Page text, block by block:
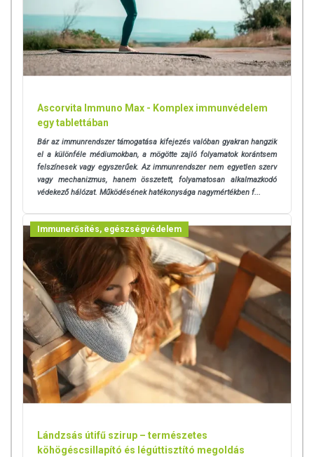
az egészséges életmódot! A termék nem gyógyít betegségeket!
A termék nem az orvosi kezelés helyettesítésére alkalmas!
Betegség esetén használatát beszélje meg kezelőorvosával. Az
ajánlott napi fogyasztási mennyiséget ne lépje túl! Ne szedje a
készítményt, ha az összetevők bármelyikére érzékeny vagy
Ascorvita Immuno Max - Komplex immunvédelem
egy tablettában
Bár az immunrendszer támogatása kifejezés valóban gyakran hangzik
el a különféle médiumokban, a mögötte zajló folyamatok korántsem
felszínesek vagy egyszerűek. Az immunrendszer nem egyetlen szerv
vagy mechanizmus, hanem összetett, folyamatosan alkalmazkodó
védekező hálózat. Működésének hatékonysága nagymértékben f...
Immunerősítés, egészségvédelem
Lándzsás útifű szirup – természetes
köhögéscsillapító és légúttisztító megoldás